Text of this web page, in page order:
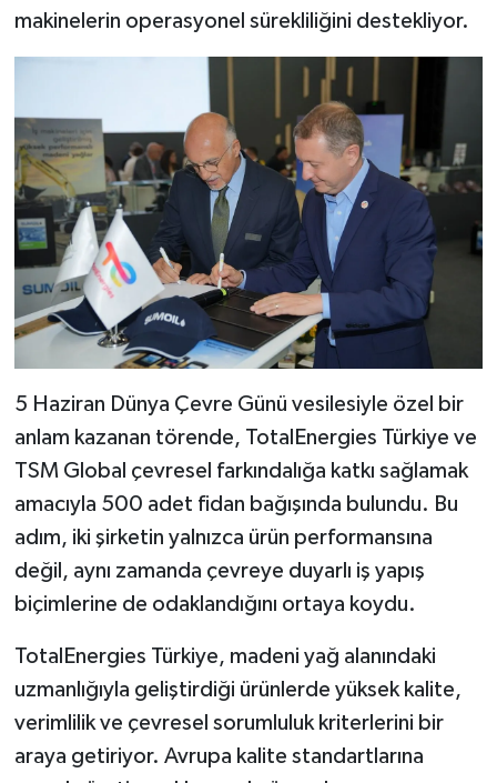
makinelerin operasyonel sürekliliğini destekliyor.
5 Haziran Dünya Çevre Günü vesilesiyle özel bir
anlam kazanan törende, TotalEnergies Türkiye ve
TSM Global çevresel farkındalığa katkı sağlamak
amacıyla 500 adet fidan bağışında bulundu. Bu
adım, iki şirketin yalnızca ürün performansına
değil, aynı zamanda çevreye duyarlı iş yapış
biçimlerine de odaklandığını ortaya koydu.
TotalEnergies Türkiye, madeni yağ alanındaki
uzmanlığıyla geliştirdiği ürünlerde yüksek kalite,
verimlilik ve çevresel sorumluluk kriterlerini bir
araya getiriyor. Avrupa kalite standartlarına